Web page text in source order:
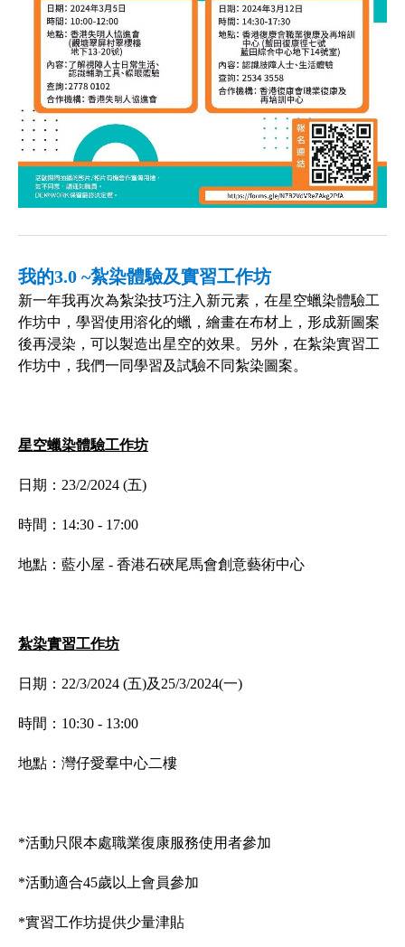
我的3.0 ~紮染體驗及實習工作坊
新一年我再次為紮染技巧注入新元素，在星空蠟染體驗工
作坊中，學習使用溶化的蠟，繪畫在布材上，形成新圖案
後再浸染，可以製造出星空的效果。另外，在紮染實習工
作坊中，我們一同學習及試驗不同紮染圖案。
星空蠟染體驗工作坊
日期：23/2/2024 (五)
時間：14:30 - 17:00
地點：藍小屋 - 香港石硤尾馬會創意藝術中心
紮染實習工作坊
日期：22/3/2024 (五)及25/3/2024(一)
時間：10:30 - 13:00
地點：灣仔愛羣中心二樓
*活動只限本處職業復康服務使用者參加
*活動適合45歲以上會員參加
*實習工作坊提供少量津貼